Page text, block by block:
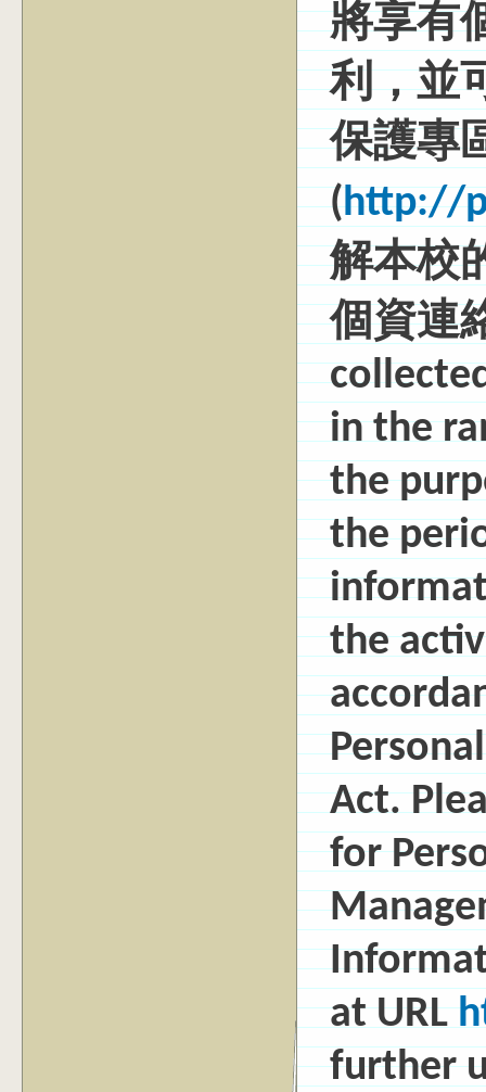
將享有
利，並
保護專
(http://
解本校
個資連
in the
the
the
the
Act.
for
at URL
further